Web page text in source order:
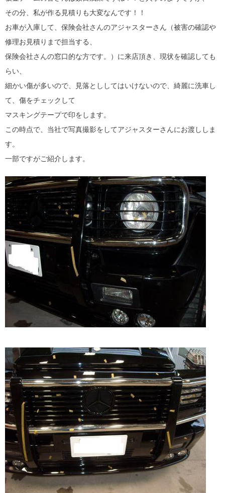
その分、私が作る見積りも大変なんです！！
お車が入庫して、保険会社さんのアジャスターさん（被害の確認や
修理お見積りまで担当する、
保険会社さんの窓口的な方です。）に来店頂き、現状を確認しても
らい、
細かい傷が多いので、見落とししてはいけないので、綺麗に洗車し
て、傷をチェックして
マスキングテープで印をします。
この時点で、当社で写真撮影をしてアジャスターさんにお渡ししま
す。
一部ですがご紹介します。